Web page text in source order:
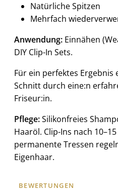
Natürliche Spitzen
Mehrfach
Anwendung: Einnähen
DIY Clip-In Sets.
Für ein perfektes Ergebnis
Schnitt durch eine:n
Friseur:in.
Pflege:Silikonfreies
Haaröl. Clip-Ins nach
permanente Tressen
Eigenhaar.
BEWERTUNGEN